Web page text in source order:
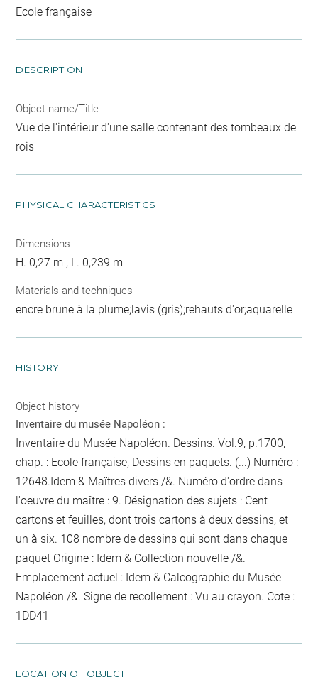
Ecole française
DESCRIPTION
Object name/Title
Vue de l'intérieur d'une salle contenant des tombeaux de
rois
PHYSICAL CHARACTERISTICS
Dimensions
H. 0,27 m ; L. 0,239 m
Materials and techniques
encre brune à la plume;lavis (gris);rehauts d'or;aquarelle
HISTORY
Object history
Inventaire du musée Napoléon :
Inventaire du Musée Napoléon. Dessins. Vol.9, p.1700,
chap. : Ecole française, Dessins en paquets. (...) Numéro :
12648.Idem & Maîtres divers /&. Numéro d'ordre dans
l'oeuvre du maître : 9. Désignation des sujets : Cent
cartons et feuilles, dont trois cartons à deux dessins, et
un à six. 108 nombre de dessins qui sont dans chaque
paquet Origine : Idem & Collection nouvelle /&.
Emplacement actuel : Idem & Calcographie du Musée
Napoléon /&. Signe de recollement :Vu au crayon. Cote :
1DD41
LOCATION OF OBJECT